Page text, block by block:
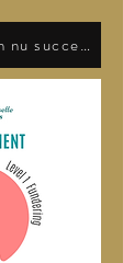
Deze alumni studenten zijn nu succesvol EnergyJoy Practitioner®